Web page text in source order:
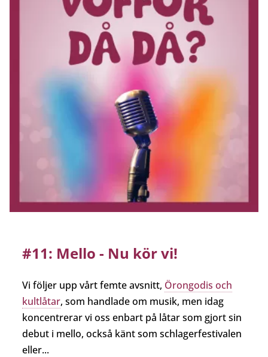
#11: Mello - Nu kör vi!
Vi följer upp vårt femte avsnitt, Örongodis och
kultlåtar, som handlade om musik, men idag
koncentrerar vi oss enbart på låtar som gjort sin
debut i mello, också känt som schlagerfestivalen
eller...